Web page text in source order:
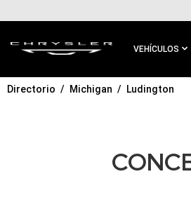
CONTENIDO
VEHÍCULOS
IR A
Directorio Michigan Ludington